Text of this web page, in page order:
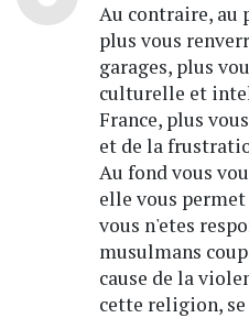
Au contraire, au
plus vous
garages, plus
culturelle et
France, plus
et de la
Au fond vous
elle vous
vous n'etes
musulmans
cause de la
cette religion,